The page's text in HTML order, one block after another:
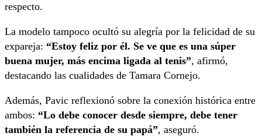
respecto.
La modelo tampoco ocultó su alegría por la felicidad de su
expareja: “Estoy feliz por él. Se ve que es una súper
buena mujer, más encima ligada al tenis”, afirmó,
destacando las cualidades de Tamara Cornejo.
Además, Pavic reflexionó sobre la conexión histórica entre
ambos: “Lo debe conocer desde siempre, debe tener
también la referencia de su papá”, aseguró.